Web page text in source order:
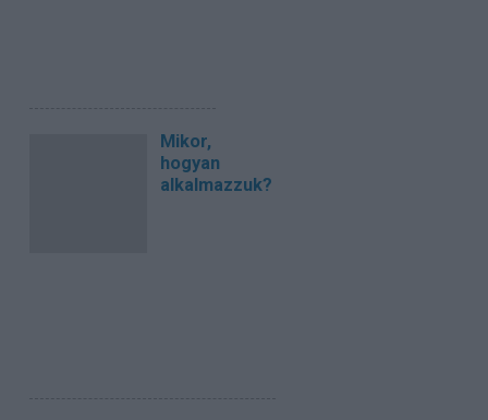
Mikor,
hogyan
alkalmazzuk?